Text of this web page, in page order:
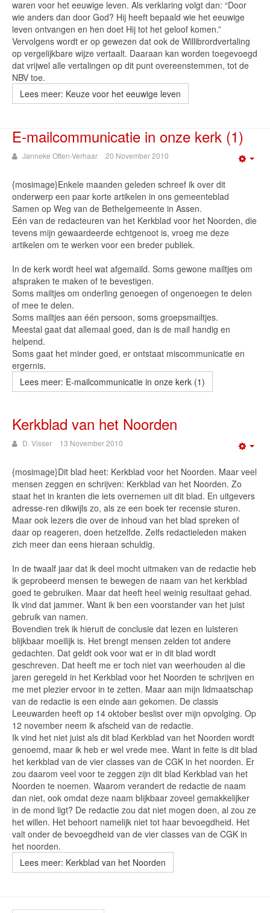
waren voor het eeuwige leven. Als verklaring volgt dan: “Door
wie anders dan door God? Hij heeft bepaald wie het eeuwige
leven ontvangen en hen doet Hij tot het geloof komen.”
Vervolgens wordt er op gewezen dat ook de Willibrordvertaling
op vergelijkbare wijze vertaalt. Daaraan kan worden toegevoegd
dat vrijwel alle vertalingen op dit punt overeenstemmen, tot de
NBV toe.
Lees meer: Keuze voor het eeuwige leven
E-mailcommunicatie in onze kerk (1)
Janneke Otten-Verhaar 20 November 2010
{mosimage}Enkele maanden geleden schreef ik over dit
onderwerp een paar korte artikelen in ons gemeenteblad
Samen op Weg van de Bethelgemeente in Assen.
Eén van de redacteuren van het Kerkblad voor het Noorden, die
tevens mijn gewaardeerde echtgenoot is, vroeg me deze
artikelen om te werken voor een breder publiek.
In de kerk wordt heel wat afgemaild. Soms gewone mailtjes om
afspraken te maken of te bevestigen.
Soms mailtjes om onderling genoegen of ongenoegen te delen
of mee te delen.
Soms mailtjes aan één persoon, soms groepsmailtjes.
Meestal gaat dat allemaal goed, dan is de mail handig en
helpend.
Soms gaat het minder goed, er ontstaat miscommunicatie en
ergernis.
Lees meer: E-mailcommunicatie in onze kerk (1)
Kerkblad van het Noorden
D. Visser 13 November 2010
{mosimage}Dit blad heet: Kerkblad voor het Noorden. Maar veel
mensen zeggen en schrijven: Kerkblad van het Noorden. Zo
staat het in kranten die iets overnemen uit dit blad. En uitgevers
adresse-ren dikwijls zo, als ze een boek ter recensie sturen.
Maar ook lezers die over de inhoud van het blad spreken of
daar op reageren, doen hetzelfde. Zelfs redactieleden maken
zich meer dan eens hieraan schuldig.
In de twaalf jaar dat ik deel mocht uitmaken van de redactie heb
ik geprobeerd mensen te bewegen de naam van het kerkblad
goed te gebruiken. Maar dat heeft heel weinig resultaat gehad.
Ik vind dat jammer. Want ik ben een voorstander van het juist
gebruik van namen.
Bovendien trek ik hieruit de conclusie dat lezen en luisteren
blijkbaar moeilijk is. Het brengt mensen zelden tot andere
gedachten. Dat geldt ook voor wat er in dit blad wordt
geschreven. Dat heeft me er toch niet van weerhouden al die
jaren geregeld in het Kerkblad voor het Noorden te schrijven en
me met plezier ervoor in te zetten. Maar aan mijn lidmaatschap
van de redactie is een einde aan gekomen. De classis
Leeuwarden heeft op 14 oktober beslist over mijn opvolging. Op
12 november neem ik afscheid van de redactie.
Ik vind het niet juist als dit blad Kerkblad van het Noorden wordt
genoemd, maar ik heb er wel vrede mee. Want in feite is dit blad
het kerkblad van de vier classes van de CGK in het noorden. Er
zou daarom veel voor te zeggen zijn dit blad Kerkblad van het
Noorden te noemen. Waarom verandert de redactie de naam
dan niet, ook omdat deze naam blijkbaar zoveel gemakkelijker
in de mond ligt? De redactie zou dat niet mogen doen, al zou ze
het willen. Het behoort namelijk niet tot haar bevoegdheid. Het
valt onder de bevoegdheid van de vier classes van de CGK in
het noorden.
Lees meer: Kerkblad van het Noorden